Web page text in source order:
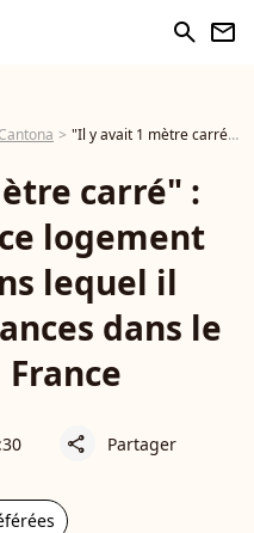
search newsletter
"Il y avait 1 mètre carré" : Eric Cantona, ce logement atypique dans lequel il passait ses vacances dans le sud de la France
carré" :
logement
lequel il
dans le
share Partager